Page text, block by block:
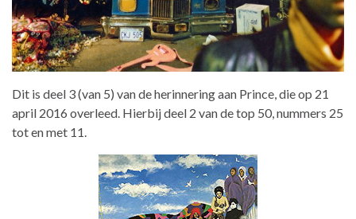
Dit is deel 3 (van 5) van de herinnering aan Prince, die op 21
april 2016 overleed. Hierbij deel 2 van de top 50, nummers 25
tot en met 11.